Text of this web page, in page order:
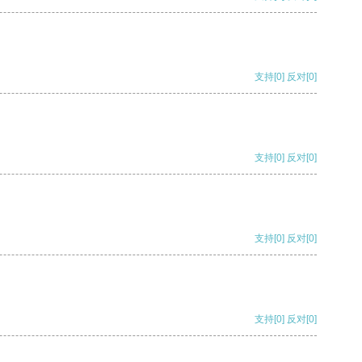
支持[0] 反对[0]
支持[0] 反对[0]
支持[0] 反对[0]
支持[0] 反对[0]